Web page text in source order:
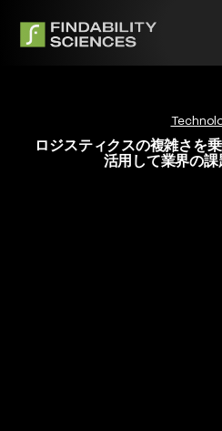
ロジスティクスの複雑さを
活用して業界の